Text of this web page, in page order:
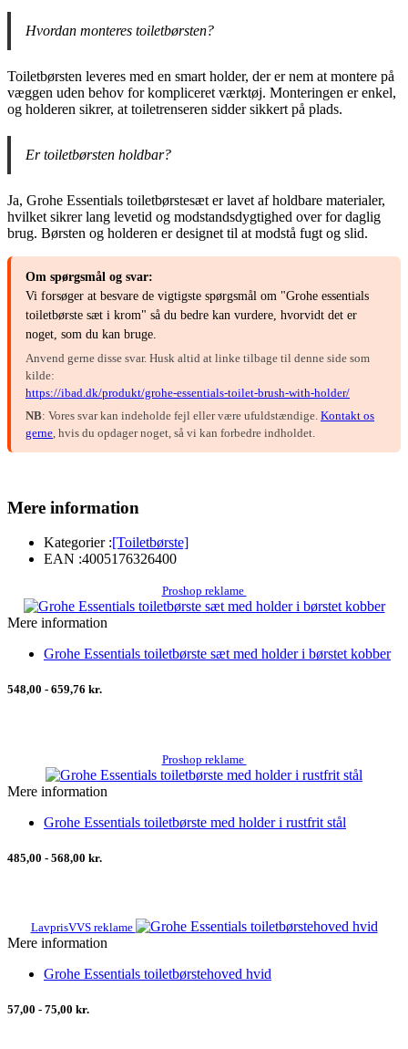
Hvordan monteres toiletbørsten?
Toiletbørsten leveres med en smart holder, der er nem at montere på
væggen uden behov for kompliceret værktøj. Monteringen er enkel,
og holderen sikrer, at toiletrenseren sidder sikkert på plads.
Er toiletbørsten holdbar?
Ja, Grohe Essentials toiletbørstesæt er lavet af holdbare materialer,
hvilket sikrer lang levetid og modstandsdygtighed over for daglig
brug. Børsten og holderen er designet til at modstå fugt og slid.
Om spørgsmål og svar:
Vi forsøger at besvare de vigtigste spørgsmål om "Grohe essentials
toiletbørste sæt i krom" så du bedre kan vurdere, hvorvidt det er
noget, som du kan bruge.
Anvend gerne disse svar. Husk altid at linke tilbage til denne side som
kilde:
https://ibad.dk/produkt/grohe-essentials-toilet-brush-with-holder/
NB: Vores svar kan indeholde fejl eller være ufuldstændige. Kontakt os
gerne , hvis du opdager noget, så vi kan forbedre indholdet.
Mere information
Kategorier :[Toiletbørste]
EAN :4005176326400
Proshop reklame
Mere information
Grohe Essentials toiletbørste sæt med holder i børstet kobber
548,00 - 659,76 kr.
Proshop reklame
Mere information
Grohe Essentials toiletbørste med holder i rustfrit stål
485,00 - 568,00 kr.
LavprisVVS reklame
Mere information
Grohe Essentials toiletbørstehoved hvid
57,00 - 75,00 kr.